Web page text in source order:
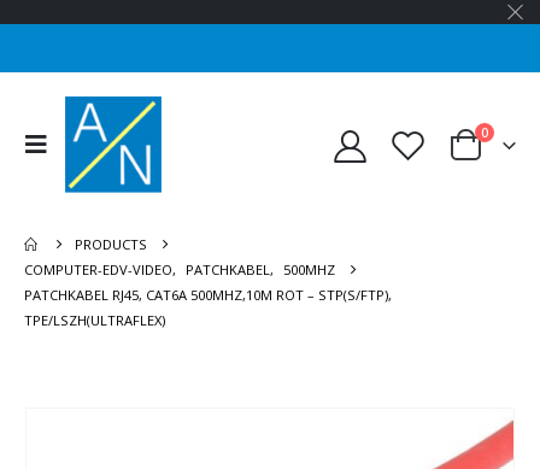
0
PRODUCTS
COMPUTER-EDV-VIDEO, PATCHKABEL,
500MHZ
PATCHKABEL RJ45, CAT6A 500MHZ,10M ROT – STP(S/FTP),
TPE/LSZH(ULTRAFLEX)